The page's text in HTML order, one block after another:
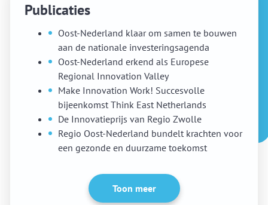
Publicaties
Oost-Nederland klaar om samen te bouwen
aan de nationale investeringsagenda
Oost-Nederland erkend als Europese
Regional Innovation Valley
Make Innovation Work! Succesvolle
bijeenkomst Think East Netherlands
De Innovatieprijs van Regio Zwolle
Regio Oost-Nederland bundelt krachten voor
een gezonde en duurzame toekomst
Toon meer